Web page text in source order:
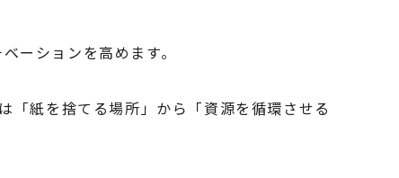
ーションを高めます。
「紙を捨てる場所」から「資源を循環させる